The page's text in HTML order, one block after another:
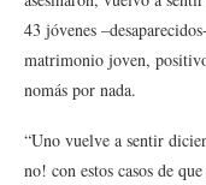
43 jóvenes
matrimonio joven,
nomás por nada.
“Uno vuelve a sentir
no! con estos casos de